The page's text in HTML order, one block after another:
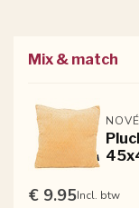
Mix & match
€ 9.95Incl. btw